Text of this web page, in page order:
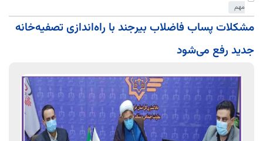
مهم
مشکلات پساب فاضلاب بیرجند با راه‌اندازی تصفیه‌خانه
جدید رفع می‌شود